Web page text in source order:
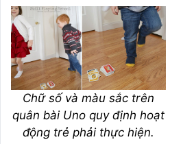
Chữ số và màu sắc trên
quân bài Uno quy định hoạt
động trẻ phải thực hiện.